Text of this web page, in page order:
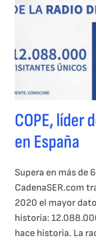
COPE, líder
en España
Supera en más de
CadenaSER.com
2020 el mayor
historia:
hace historia. La